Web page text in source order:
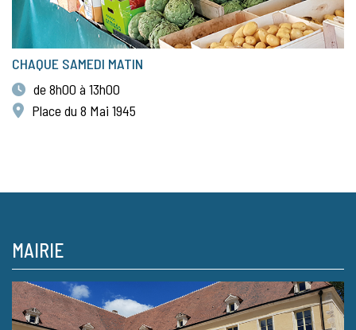
CHAQUE SAMEDI MATIN
de 8h00 à 13h00
Place du 8 Mai 1945
MAIRIE